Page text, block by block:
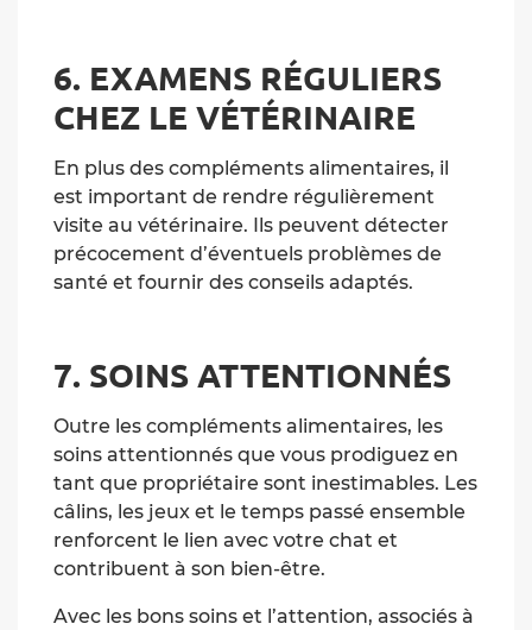
6. EXAMENS RÉGULIERS
CHEZ LE VÉTÉRINAIRE
En plus des compléments alimentaires, il
est important de rendre régulièrement
visite au vétérinaire. Ils peuvent détecter
précocement d’éventuels problèmes de
santé et fournir des conseils adaptés.
7. SOINS ATTENTIONNÉS
Outre les compléments alimentaires, les
soins attentionnés que vous prodiguez en
tant que propriétaire sont inestimables. Les
câlins, les jeux et le temps passé ensemble
renforcent le lien avec votre chat et
contribuent à son bien-être.
Avec les bons soins et l’attention, associés à